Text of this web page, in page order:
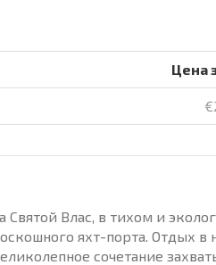
Цена
Влас, в тихом и
яхт-порта. Отдых
сочетание